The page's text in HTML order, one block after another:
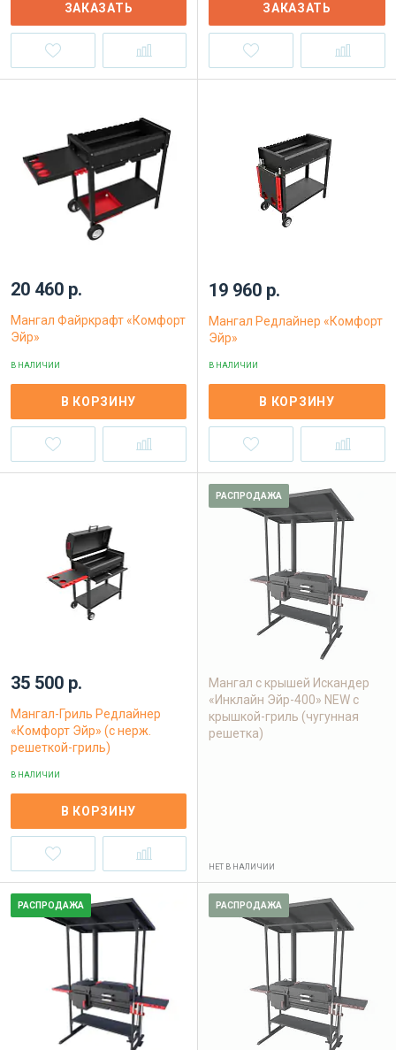
ЗАКАЗАТЬ ЗАКАЗАТЬ
20 460 р.
Мангал Файркрафт «Комфорт
Эйр»
В НАЛИЧИИ
В КОРЗИНУ
19 960 р.
Мангал Редлайнер «Комфорт
Эйр»
В НАЛИЧИИ
В КОРЗИНУ
35 500 р.
Мангал-Гриль Редлайнер
«Комфорт Эйр» (с нерж.
решеткой-гриль)
В НАЛИЧИИ
В КОРЗИНУ
Мангал с крышей Искандер
«Инклайн Эйр-400» NEW с
крышкой-гриль (чугунная
решетка)
НЕТ В НАЛИЧИИ
РАСПРОДАЖА
РАСПРОДАЖА РАСПРОДАЖА